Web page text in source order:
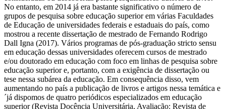
No entanto, em 2014 já era bastante significativo o número de
grupos de pesquisa sobre educação superior em várias Faculdades
de Educação de universidades federais e estaduais do país, como
mostrou a recente dissertação de mestrado de Fernando Rodrigo
Dall Igna (2017). Vários programas de pós-graduação stricto sensu
em educação dessas universidades oferecem cursos de mestrado
e/ou doutorado em educação com foco em linhas de pesquisa sobre
educação superior e, portanto, com a exigência de dissertação ou
tese nessa subárea da educação. Em consequência disso, vem
aumentando no país a publicação de livros e artigos nessa temática e
´já dispomos de quatro periódicos especializados em educação
superior (Revista Docência Universitária, Avaliação: Revista de